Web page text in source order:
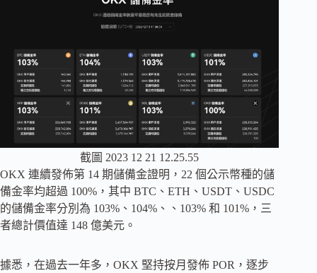
截圖 2023 12 21 12.25.55
OKX 連續發佈第 14 期儲備金證明，22 個公示幣種的儲
備金率均超過 100%，其中 BTC、ETH、USDT、USDC
的儲備金率分別為 103%、104%、、103% 和 101%，三
者總計價值達 148 億美元。
據悉，在過去一年多，OKX 堅持按月發佈 POR，逐步